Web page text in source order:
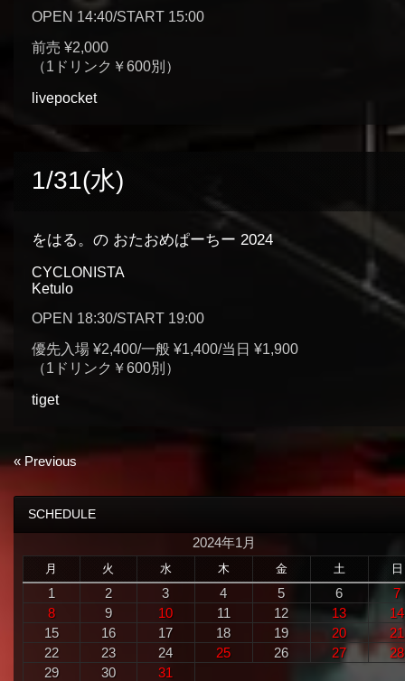
OPEN 14:40/START 15:00
前売 ¥2,000
（1ドリンク￥600別）
livepocket
1/31(水)
をはる。の おたおめぱーちー 2024
CYCLONISTA
Ketulo
OPEN 18:30/START 19:00
優先入場 ¥2,400/一般 ¥1,400/当日 ¥1,900
（1ドリンク￥600別）
tiget
«Previous
SCHEDULE
2024年1月
月 火 水 木 金 土 日
1 2 3 4 5 6
7
8
9 10 11 12 13
14
15
16 17 18 19 20
21
22
23 24 25 26 27
28
29
30
31